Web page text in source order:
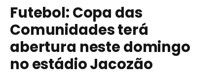
Futebol: Copa das
Comunidades terá
abertura neste domingo
no estádio Jacozão